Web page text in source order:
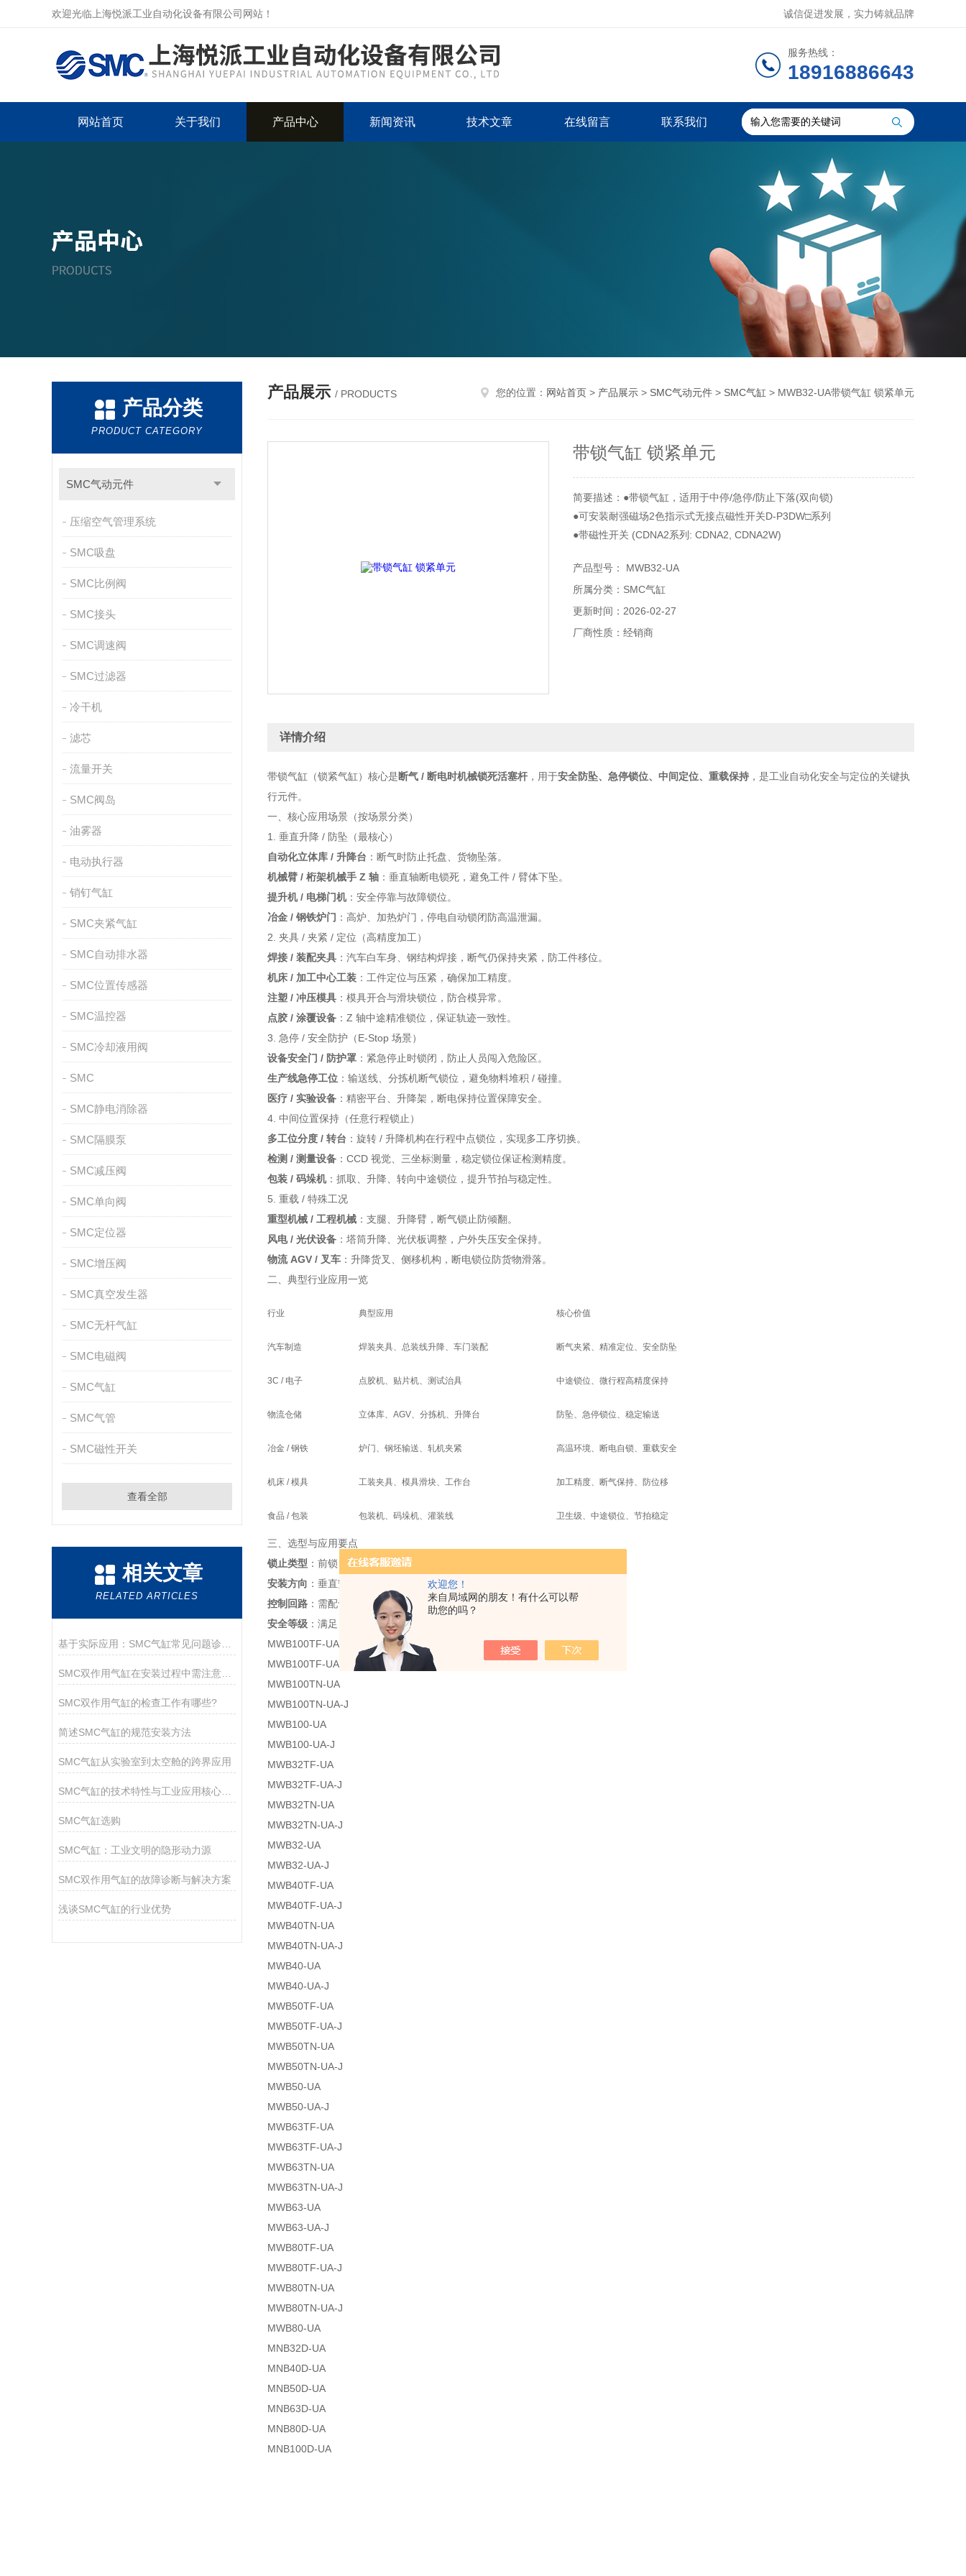
欢迎您！
来自局域网的朋友！有什么可以帮
助您的吗？
欢迎光临上海悦派工业自动化设备有限公司网站！ 诚信促进发展，实力铸就品牌
服务热线：
18916886643
网站首页 关于我们 产品中心 新闻资讯 技术文章 在线留言 联系我们
产品分类
PRODUCT CATEGORY
SMC气动元件
压缩空气管理系统
SMC吸盘
SMC比例阀
SMC接头
SMC调速阀
SMC过滤器
冷干机
滤芯
流量开关
SMC阀岛
油雾器
电动执行器
销钉气缸
SMC夹紧气缸
SMC自动排水器
SMC位置传感器
SMC温控器
SMC冷却液用阀
SMC
SMC静电消除器
SMC隔膜泵
SMC减压阀
SMC单向阀
SMC定位器
SMC增压阀
SMC真空发生器
SMC无杆气缸
SMC电磁阀
SMC气缸
SMC气管
SMC磁性开关
查看全部
相关文章
RELATED ARTICLES
SMC双作用气缸在安装过程中需注意以下关键事项
SMC双作用气缸的检查工作有哪些?
简述SMC气缸的规范安装方法
SMC气缸从实验室到太空舱的跨界应用
SMC气缸的技术特性与工业应用核心解析
SMC气缸选购
SMC气缸：工业文明的隐形动力源
SMC双作用气缸的故障诊断与解决方案
浅谈SMC气缸的行业优势
产品展示 / PRODUCTS 您的位置： 网站首页 > 产品展示 > SMC气动元件 > SMC气缸 > MWB32-UA带锁气缸 锁紧单元
带锁气缸 锁紧单元
简要描述：●带锁气缸，适用于中停/急停/防止下落(双向锁)
●可安装耐强磁场2色指示式无接点磁性开关D-P3DW□系列
●带磁性开关 (CDNA2系列: CDNA2, CDNA2W)
产品型号： MWB32-UA
所属分类：SMC气缸
更新时间：2026-02-27
厂商性质：经销商
详情介绍
带锁气缸（锁紧气缸）核心是断气 / 断电时机械锁死活塞杆 ，用于安全防坠、急停锁位、中间定位、重载保持 ，是工业自动化安全与定位的关键执
行元件。
一、核心应用场景（按场景分类）
1. 垂直升降 / 防坠（最核心）
自动化立体库 / 升降台 ：断气时防止托盘、货物坠落。
机械臂 / 桁架机械手 Z 轴 ：垂直轴断电锁死，避免工件 / 臂体下坠。
提升机 / 电梯门机：安全停靠与故障锁位。
冶金 / 钢铁炉门 ：高炉、加热炉门，停电自动锁闭防高温泄漏。
2. 夹具 / 夹紧 / 定位（高精度加工）
焊接 / 装配夹具 ：汽车白车身、钢结构焊接，断气仍保持夹紧，防工件移位。
机床 / 加工中心工装 ：工件定位与压紧，确保加工精度。
注塑 / 冲压模具 ：模具开合与滑块锁位，防合模异常。
点胶 / 涂覆设备 ：Z 轴中途精准锁位，保证轨迹一致性。
3. 急停 / 安全防护（E‑Stop 场景）
设备安全门 / 防护罩 ：紧急停止时锁闭，防止人员闯入危险区。
生产线急停工位 ：输送线、分拣机断气锁位，避免物料堆积 / 碰撞。
医疗 / 实验设备 ：精密平台、升降架，断电保持位置保障安全。
4. 中间位置保持（任意行程锁止）
多工位分度 / 转台 ：旋转 / 升降机构在行程中点锁位，实现多工序切换。
检测 / 测量设备 ：CCD 视觉、三坐标测量，稳定锁位保证检测精度。
包装 / 码垛机：抓取、升降、转向中途锁位，提升节拍与稳定性。
5. 重载 / 特殊工况
重型机械 / 工程机械 ：支腿、升降臂，断气锁止防倾翻。
风电 / 光伏设备 ：塔筒升降、光伏板调整，户外失压安全保持。
物流 AGV / 叉车 ：升降货叉、侧移机构，断电锁位防货物滑落。
二、典型行业应用一览
行业 典型应用 核心价值
汽车制造 焊装夹具、总装线升降、车门装配 断气夹紧、精准定位、安全防坠
3C / 电子 点胶机、贴片机、测试治具 中途锁位、微行程高精度保持
物流仓储 立体库、AGV、分拣机、升降台 防坠、急停锁位、稳定输送
冶金 / 钢铁 炉门、钢坯输送、轧机夹紧 高温环境、断电自锁、重载安全
机床 / 模具 工装夹具、模具滑块、工作台 加工精度、断气保持、防位移
食品 / 包装 包装机、码垛机、灌装线 卫生级、中途锁位、节拍稳定
三、选型与应用要点
锁止类型 ：前锁 / 后锁 / 双向锁；弹簧锁（断气自动锁）、气压解锁。
安装方向 ：垂直安装优先选带锁气缸防坠；水平安装用于定位 / 夹紧。
控制回路 ：需配专用电磁阀（三位五通 + 二位三通），确保解锁与动作同步。
安全等级 ：满足 PLd/SIL2，用于安全回路时需搭配安全继电器。
MWB100TF-UA
MWB100TF-UA-J
MWB100TN-UA
MWB100TN-UA-J
MWB100-UA
MWB100-UA-J
MWB32TF-UA
MWB32TF-UA-J
MWB32TN-UA
MWB32TN-UA-J
MWB32-UA
MWB32-UA-J
MWB40TF-UA
MWB40TF-UA-J
MWB40TN-UA
MWB40TN-UA-J
MWB40-UA
MWB40-UA-J
MWB50TF-UA
MWB50TF-UA-J
MWB50TN-UA
MWB50TN-UA-J
MWB50-UA
MWB50-UA-J
MWB63TF-UA
MWB63TF-UA-J
MWB63TN-UA
MWB63TN-UA-J
MWB63-UA
MWB63-UA-J
MWB80TF-UA
MWB80TF-UA-J
MWB80TN-UA
MWB80TN-UA-J
MWB80-UA
MNB32D-UA
MNB40D-UA
MNB50D-UA
MNB63D-UA
MNB80D-UA
MNB100D-UA